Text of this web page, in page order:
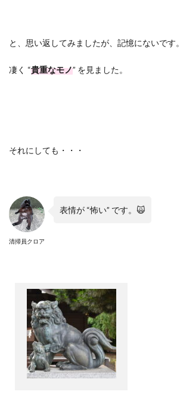
と、思い返してみましたが、記憶にないです。
凄く “貴重なモノ” を見ました。
それにしても・・・
清掃員クロア
表情が “怖い” です。 🙀